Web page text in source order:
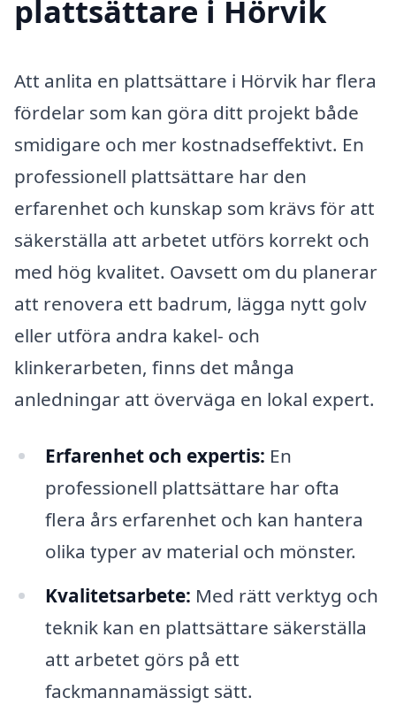
plattsättare i Hörvik
Att anlita en plattsättare i Hörvik har flera
fördelar som kan göra ditt projekt både
smidigare och mer kostnadseffektivt. En
professionell plattsättare har den
erfarenhet och kunskap som krävs för att
säkerställa att arbetet utförs korrekt och
med hög kvalitet. Oavsett om du planerar
att renovera ett badrum, lägga nytt golv
eller utföra andra kakel- och
klinkerarbeten, finns det många
anledningar att överväga en lokal expert.
Erfarenhet och expertis: En
professionell plattsättare har ofta
flera års erfarenhet och kan hantera
olika typer av material och mönster.
Kvalitetsarbete: Med rätt verktyg och
teknik kan en plattsättare säkerställa
att arbetet görs på ett
fackmannamässigt sätt.